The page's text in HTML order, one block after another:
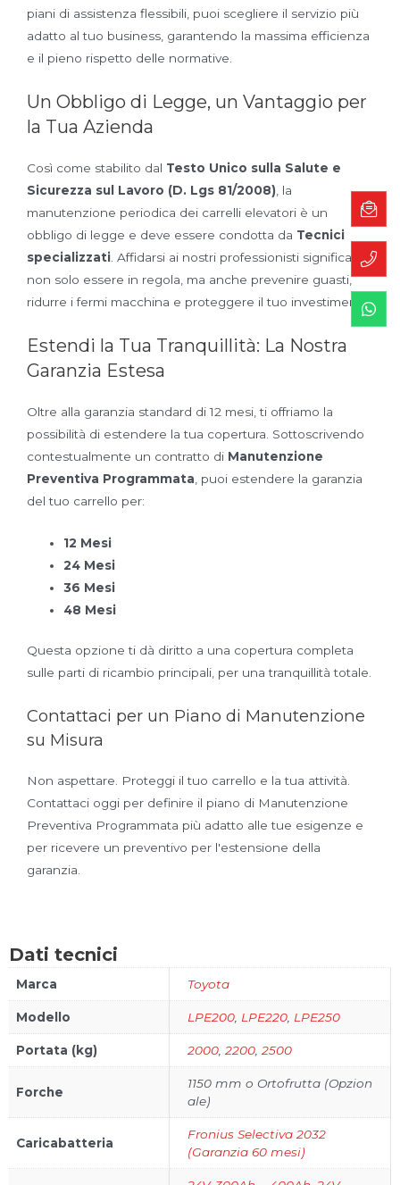
piani di assistenza flessibili, puoi scegliere il servizio più
adatto al tuo business, garantendo la massima efficienza
e il pieno rispetto delle normative.
Un Obbligo di Legge, un Vantaggio per
la Tua Azienda
Così come stabilito dal Testo Unico sulla Salute e
Sicurezza sul Lavoro (D. Lgs 81/2008) , la
manutenzione periodica dei carrelli elevatori è un
obbligo di legge e deve essere condotta da Tecnici
specializzati . Affidarsi ai nostri professionisti significa
non solo essere in regola, ma anche prevenire guasti,
ridurre i fermi macchina e proteggere il tuo investimento.
Estendi la Tua Tranquillità: La Nostra
Garanzia Estesa
Oltre alla garanzia standard di 12 mesi, ti offriamo la
possibilità di estendere la tua copertura. Sottoscrivendo
contestualmente un contratto di Manutenzione
Preventiva Programmata , puoi estendere la garanzia
del tuo carrello per:
12 Mesi
24 Mesi
36 Mesi
48 Mesi
Questa opzione ti dà diritto a una copertura completa
sulle parti di ricambio principali, per una tranquillità totale.
Contattaci per un Piano di Manutenzione
su Misura
Non aspettare. Proteggi il tuo carrello e la tua attività.
Contattaci oggi per definire il piano di Manutenzione
Preventiva Programmata più adatto alle tue esigenze e
per ricevere un preventivo per l'estensione della
garanzia.
Dati tecnici
Marca Toyota
Modello LPE200 LPE220 LPE250
Portata (kg) 2000 2200 2500
Forche
1150 mm o Ortofrutta (Opzion
ale)
Caricabatteria
Fronius Selectiva 2032
(Garanzia 60 mesi)